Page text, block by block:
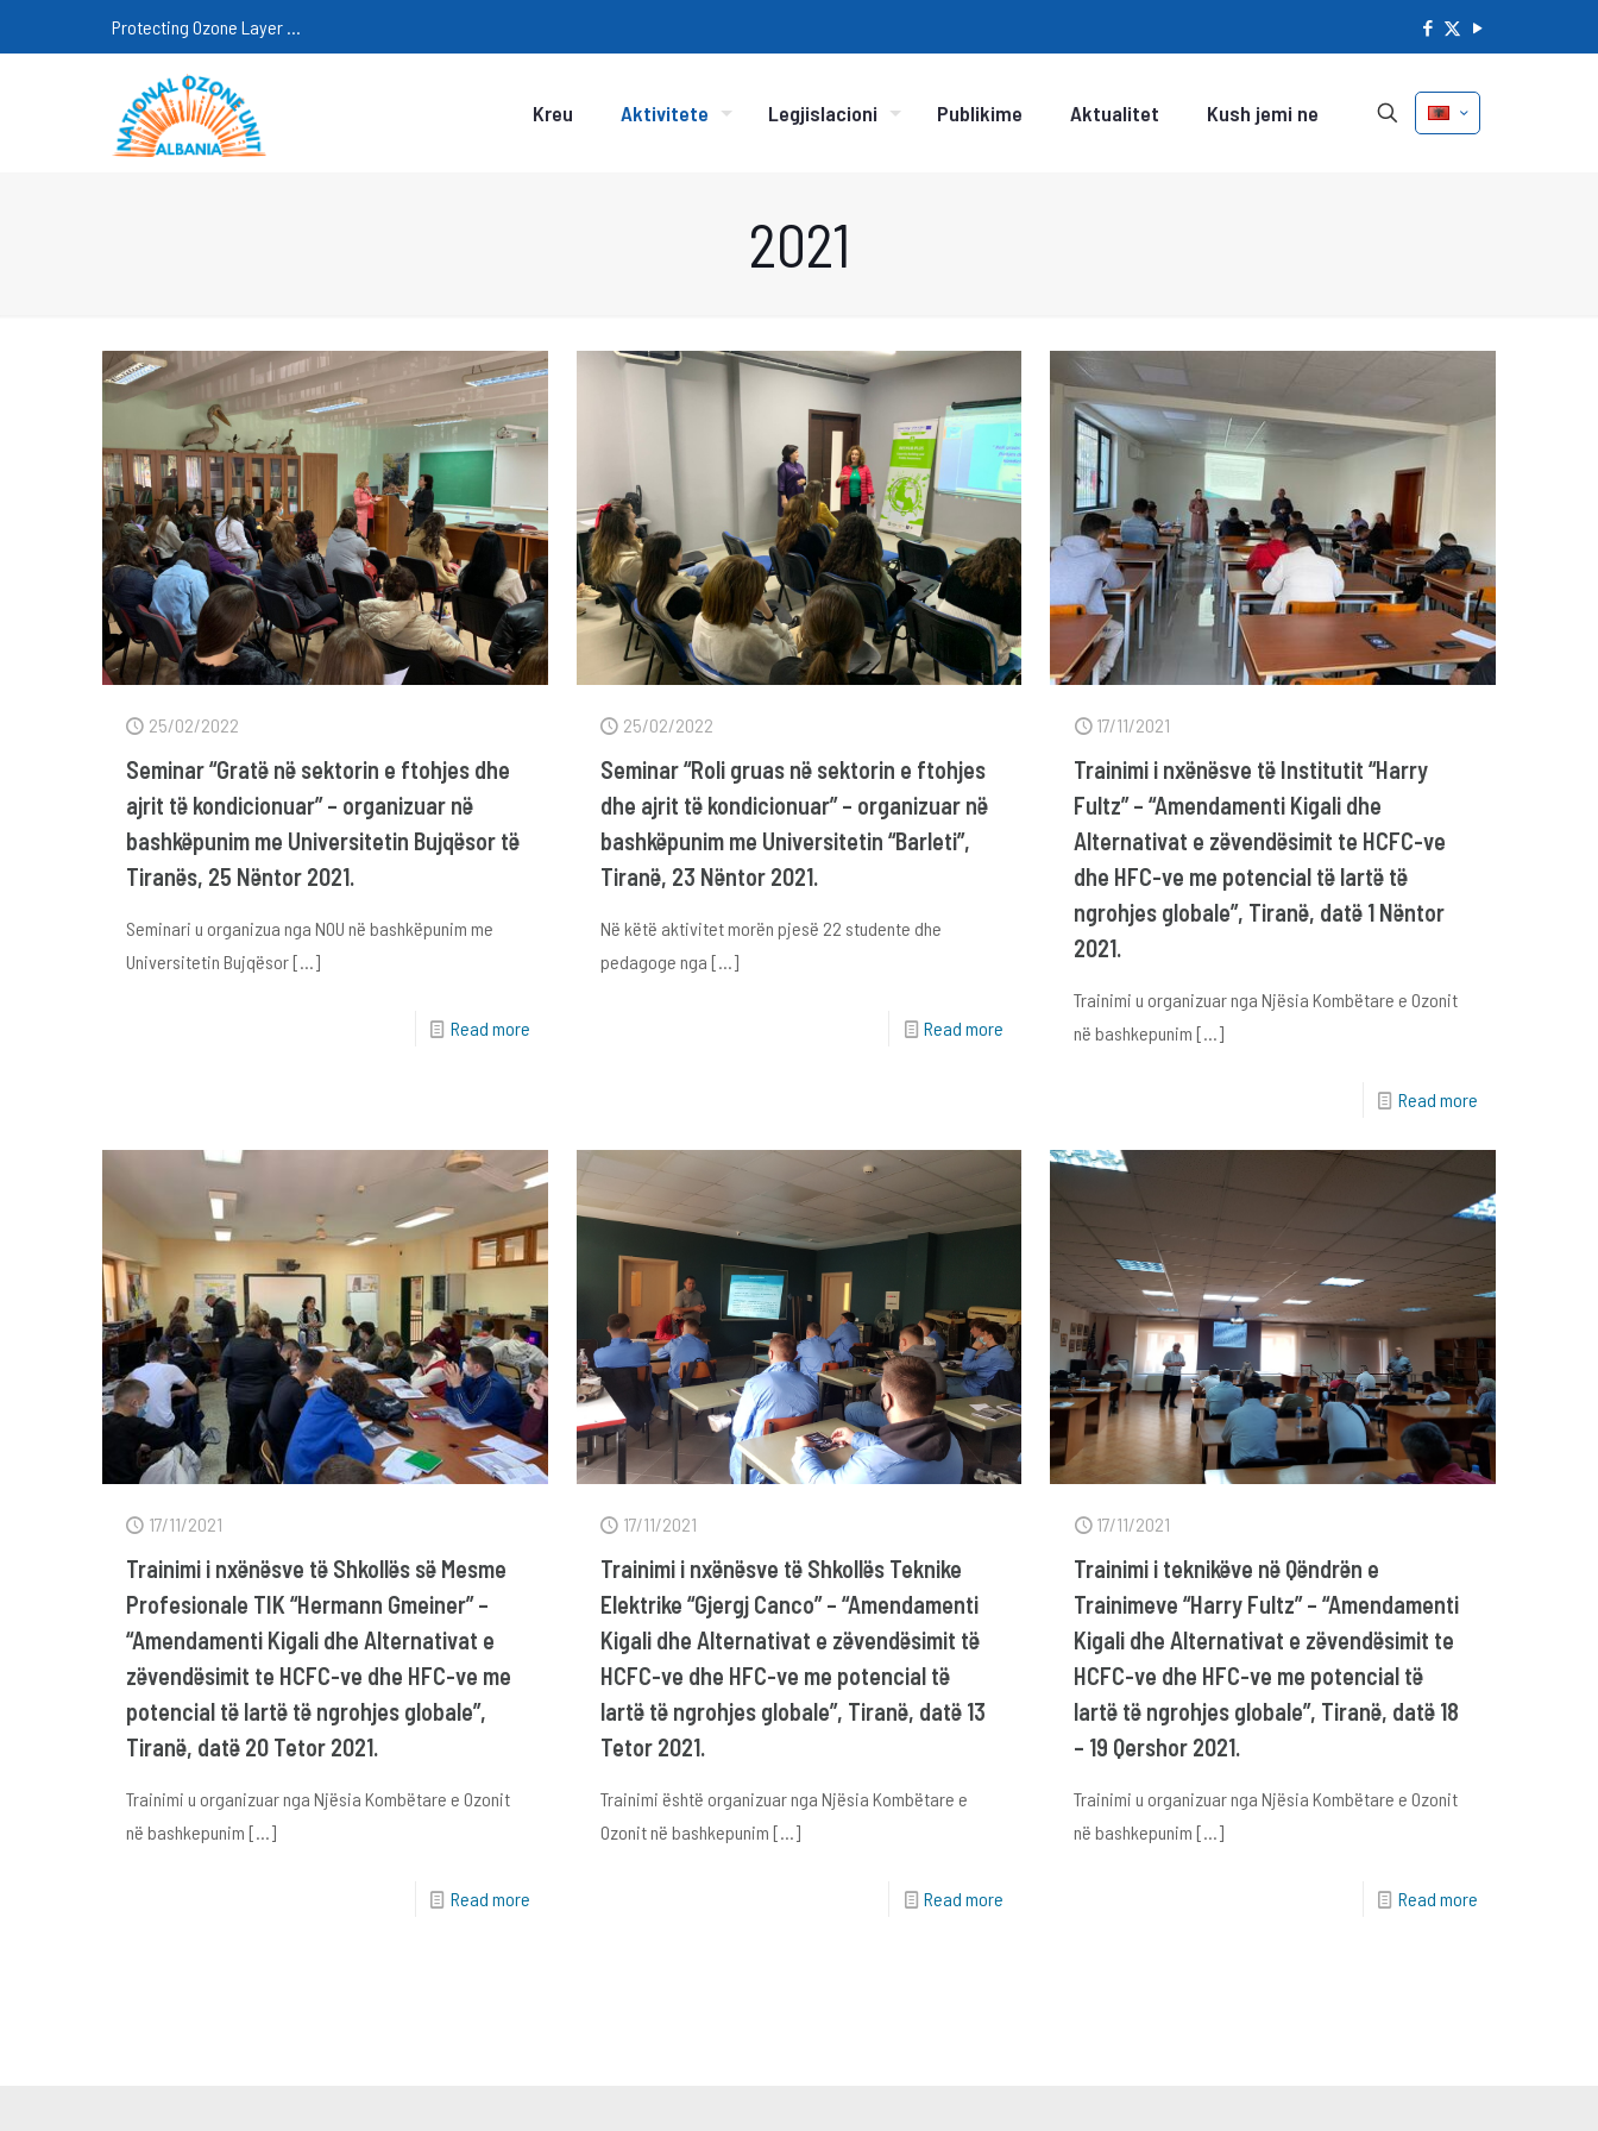
Protecting Ozone Layer ...
Kreu Aktivitete Legjislacioni Publikime Aktualitet Kush jemi ne
2021
25/02/2022
Seminar “Gratë në sektorin e ftohjes dhe
ajrit të kondicionuar” – organizuar në
bashkëpunim me Universitetin Bujqësor të
Tiranës, 25 Nëntor 2021.
Seminari u organizua nga NOU në bashkëpunim me
Universitetin Bujqësor[…]
Read more
25/02/2022
Seminar “Roli gruas në sektorin e ftohjes
dhe ajrit të kondicionuar” – organizuar në
bashkëpunim me Universitetin “Barleti”,
Tiranë, 23 Nëntor 2021.
Në këtë aktivitet morën pjesë 22 studente dhe
pedagoge nga […]
Read more
17/11/2021
Trainimi i nxënësve të Institutit “Harry
Fultz” – “Amendamenti Kigali dhe
Alternativat e zëvendësimit te HCFC-ve
dhe HFC-ve me potencial të lartë të
ngrohjes globale”, Tiranë, datë 1 Nëntor
2021.
Trainimi u organizuar nga Njësia Kombëtare e Ozonit
në bashkepunim […]
Read more
17/11/2021
Trainimi i nxënësve të Shkollës së Mesme
Profesionale TIK “Hermann Gmeiner” –
“Amendamenti Kigali dhe Alternativat e
zëvendësimit te HCFC-ve dhe HFC-ve me
potencial të lartë të ngrohjes globale”,
Tiranë, datë 20 Tetor 2021.
Trainimi u organizuar nga Njësia Kombëtare e Ozonit
në bashkepunim […]
Read more
17/11/2021
Trainimi i nxënësve të Shkollës Teknike
Elektrike “Gjergj Canco” – “Amendamenti
Kigali dhe Alternativat e zëvendësimit të
HCFC-ve dhe HFC-ve me potencial të
lartë të ngrohjes globale”, Tiranë, datë 13
Tetor 2021.
Trainimi është organizuar nga Njësia Kombëtare e
Ozonit në bashkepunim […]
Read more
17/11/2021
Trainimi i teknikëve në Qëndrën e
Trainimeve “Harry Fultz” – “Amendamenti
Kigali dhe Alternativat e zëvendësimit te
HCFC-ve dhe HFC-ve me potencial të
lartë të ngrohjes globale”, Tiranë, datë 18
– 19 Qershor 2021.
Trainimi u organizuar nga Njësia Kombëtare e Ozonit
në bashkepunim […]
Read more